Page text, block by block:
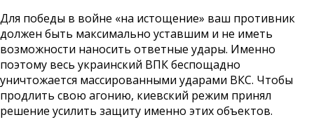
Для победы в войне «на истощение» ваш противник
должен быть максимально уставшим и не иметь
возможности наносить ответные удары. Именно
поэтому весь украинский ВПК беспощадно
уничтожается массированными ударами ВКС. Чтобы
продлить свою агонию, киевский режим принял
решение усилить защиту именно этих объектов.